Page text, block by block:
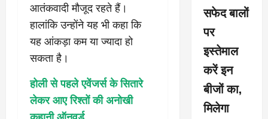
आतंकवादी मौजूद रहते हैं।
हालांकि उन्होंने यह भी कहा कि
यह आंकड़ा कम या ज्यादा हो
सकता है।
होली से पहले एवेंजर्स के सितारे
लेकर आए रिश्तों की अनोखी
सफेद बालों
पर
इस्तेमाल
करें इन
बीजों का,
मिलेगा